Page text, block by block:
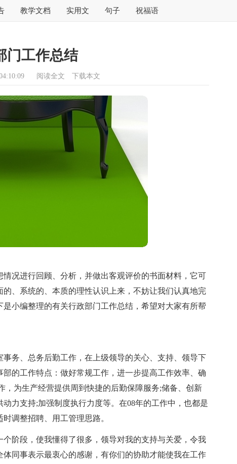
教学文档 实用文 句子 祝福语
门工作总结
阅读全文 下载本文
况进行回顾、分析，并做出客观评价的书面材料，它可
、系统的、本质的理性认识上来，不妨让我们认真地完
小编整理的有关行政部门工作总结，希望对大家有所帮
务、总务后勤工作，在上级领导的关心、支持、领导下
的工作特点：做好常规工作，进一步提高工作效率、确
为生产经营提供周到快捷的后勤保障服务;储备、创新
力支持;加强制度执行力度等。在08年的工作中，也都是
调整招聘、用工管理思路。
阶段，使我懂得了很多，领导对我的支持与关爱，令我
同事表示最衷心的感谢，有你们的协助才能使我在工作